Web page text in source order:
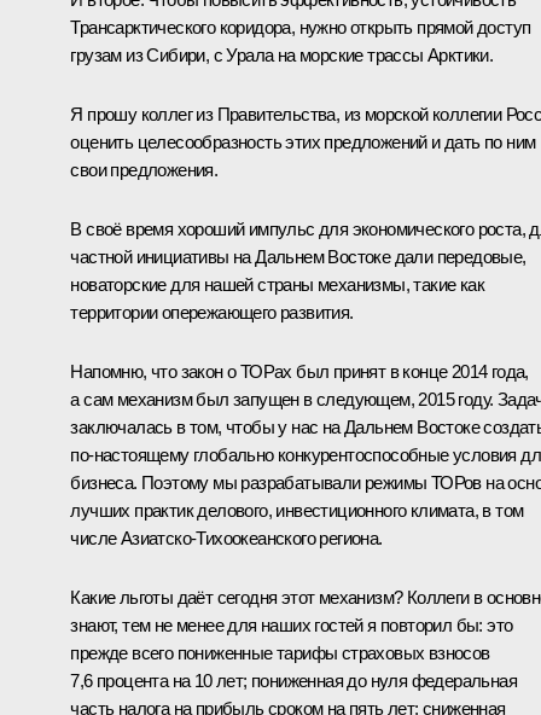
Трансарктического коридора, нужно открыть прямой доступ
грузам из Сибири, с Урала на морские трассы Арктики.
Я прошу коллег из Правительства, из морской коллегии
оценить целесообразность этих предложений и дать по ним
свои предложения.
В своё время хороший импульс для экономического роста,
частной инициативы на Дальнем Востоке дали передовые,
новаторские для нашей страны механизмы, такие как
территории опережающего развития.
Напомню, что закон о ТОРах был принят в конце 2014 года,
а сам механизм был запущен в следующем, 2015 году.
заключалась в том, чтобы у нас на Дальнем Востоке
по-настоящему глобально конкурентоспособные условия
бизнеса. Поэтому мы разрабатывали режимы ТОРов на
лучших практик делового, инвестиционного климата, в том
числе Азиатско-Тихоокеанского региона.
Какие льготы даёт сегодня этот механизм? Коллеги в
знают, тем не менее для наших гостей я повторил бы: это
прежде всего пониженные тарифы страховых взносов
7,6 процента на 10 лет; пониженная до нуля федеральная
часть налога на прибыль сроком на пять лет; сниженная